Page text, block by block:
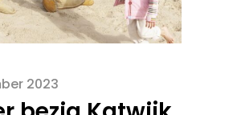
2023